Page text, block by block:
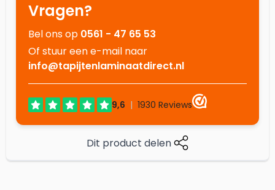
Vragen?
Bel ons op 0561 - 47 65 53
Of stuur een e-mail naar
info@tapijtenlaminaatdirect.nl
Dit product delen